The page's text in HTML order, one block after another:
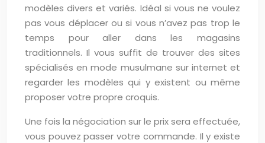
modèles divers et variés. Idéal si vous ne voulez
pas vous déplacer ou si vous n’avez pas trop le
temps pour aller dans les magasins
traditionnels. Il vous suffit de trouver des sites
spécialisés en mode musulmane sur internet et
regarder les modèles qui y existent ou même
proposer votre propre croquis.
Une fois la négociation sur le prix sera effectuée,
vous pouvez passer votre commande. Il y existe